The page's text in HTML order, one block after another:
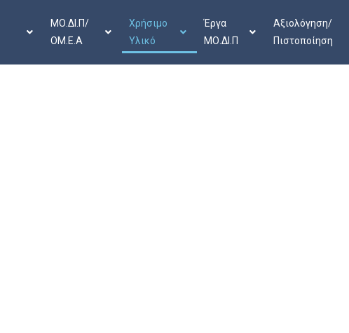
ΜΟ.ΔΙ.Π/
ΟΜ.Ε.Α
Χρήσιμο
Υλικό
Έργα
ΜΟ.ΔΙ.Π
Αξιολόγηση/
Πιστοποίηση